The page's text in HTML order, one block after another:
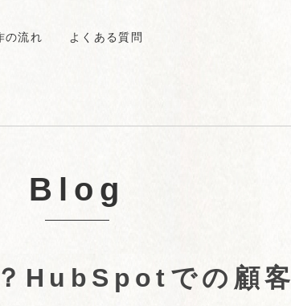
の流れ よくある質問
Blog
HubSpotでの顧客